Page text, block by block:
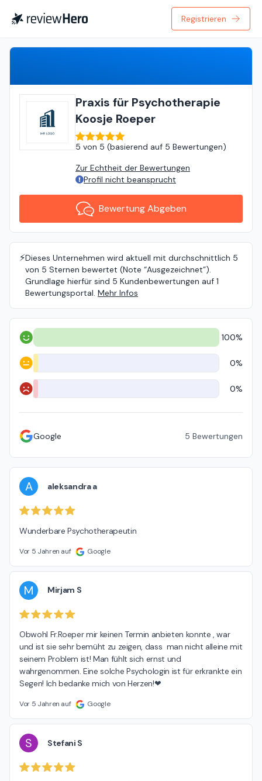
Registrieren
Praxis für Psychotherapie
Koosje Roeper
5 von 5 (basierend auf 5 Bewertungen)
Zur Echtheit der Bewertungen
Profil nicht beansprucht
Bewertung Abgeben
⚡️Dieses Unternehmen wird aktuell mit durchschnittlich 5
von 5 Sternen bewertet (Note “Ausgezeichnet”).
Grundlage hierfür sind 5 Kundenbewertungen auf 1
Bewertungsportal. Mehr Infos
Positiv 100%
Neutral 0%
Negativ 0%
Google 5 Bewertungen
A aleksandra a
Wunderbare Psychotherapeutin
Vor 5 Jahren auf Google
M Mirjam S
Obwohl Fr.Roeper mir keinen Termin anbieten konnte , war
und ist sie sehr bemüht zu zeigen, dass  man nicht alleine mit
seinem Problem ist! Man fühlt sich ernst und
wahrgenommen. Eine solche Psychologin ist für erkrankte ein
Segen! Ich bedanke mich von Herzen!❤
Vor 5 Jahren auf Google
S Stefani S